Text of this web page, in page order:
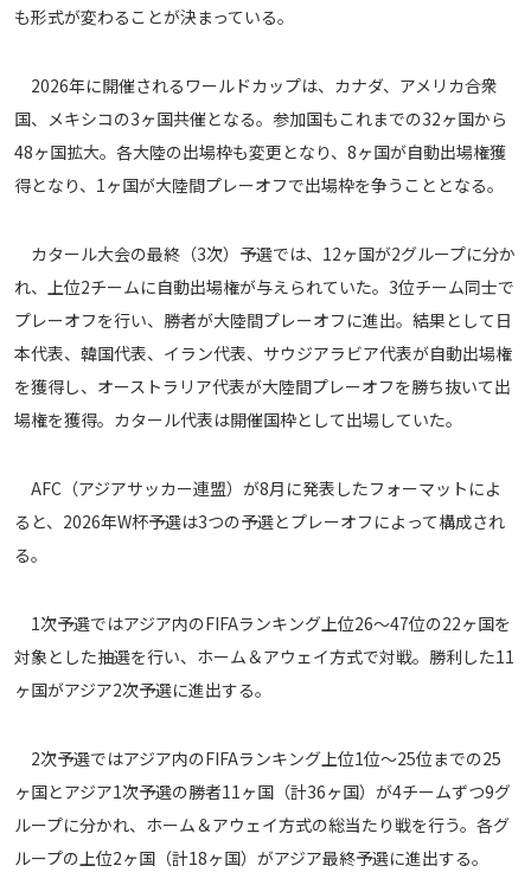
ABEMAの視聴について
メディアアライアンス
運営会社
プライバシーポリシー
お問い合わせ
も形式が変わることが決まっている。
2026年に開催されるワールドカップは、カナダ、アメリカ合衆
国、メキシコの3ヶ国共催となる。参加国もこれまでの32ヶ国から
48ヶ国拡大。各大陸の出場枠も変更となり、8ヶ国が自動出場権獲
得となり、1ヶ国が大陸間プレーオフで出場枠を争うこととなる。
カタール大会の最終（3次）予選では、12ヶ国が2グループに分か
れ、上位2チームに自動出場権が与えられていた。3位チーム同士で
プレーオフを行い、勝者が大陸間プレーオフに進出。結果として日
本代表、韓国代表、イラン代表、サウジアラビア代表が自動出場権
を獲得し、オーストラリア代表が大陸間プレーオフを勝ち抜いて出
場権を獲得。カタール代表は開催国枠として出場していた。
AFC（アジアサッカー連盟）が8月に発表したフォーマットによ
ると、2026年W杯予選は3つの予選とプレーオフによって構成され
る。
1次予選ではアジア内のFIFAランキング上位26～47位の22ヶ国を
対象とした抽選を行い、ホーム＆アウェイ方式で対戦。勝利した11
ヶ国がアジア2次予選に進出する。
2次予選ではアジア内のFIFAランキング上位1位～25位までの25
ヶ国とアジア1次予選の勝者11ヶ国（計36ヶ国）が4チームずつ9グ
ループに分かれ、ホーム＆アウェイ方式の総当たり戦を行う。各グ
ループの上位2ヶ国（計18ヶ国）がアジア最終予選に進出する。